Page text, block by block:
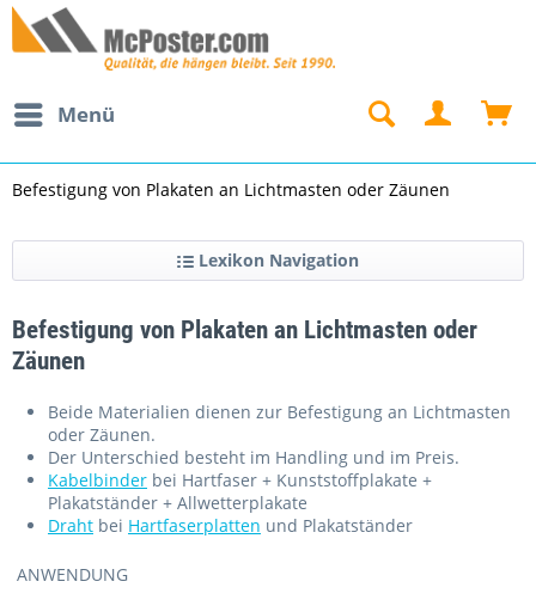
Menü
Befestigung von Plakaten an Lichtmasten oder Zäunen
Lexikon Navigation
Befestigung von Plakaten an Lichtmasten oder
Zäunen
Beide Materialien dienen zur Befestigung an Lichtmasten
oder Zäunen.
Der Unterschied besteht im Handling und im Preis.
Kabelbinder bei Hartfaser + Kunststoffplakate +
Plakatständer + Allwetterplakate
Draht bei Hartfaserplatten und Plakatständer
ANWENDUNG